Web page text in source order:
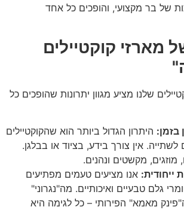
של בר מקצועי, והופכים כל אחד
מארזי קוקטיילים
שלנו מציע מגוון יתרונות שהופכים כל
בזמן: היתרון הגדול ביותר הוא שהקוקטיילים
לשתייה. אין צורך בידע, בציוד או בבלגן.
מקשטים ונהנים.
ייחודית: אנו מציעים טעמים מפתיעים
גלם טבעיים ואיכותיים. מה"נגרוני"
מאמא" הפירותי – כל לגימה היא